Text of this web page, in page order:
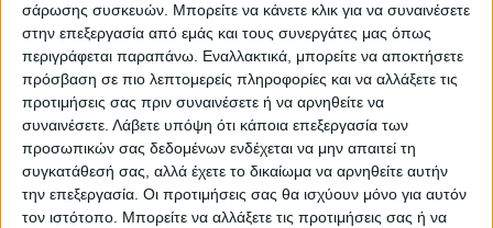
σάρωσης συσκευών. Μπορείτε να κάνετε κλικ για να συναινέσετε
στην επεξεργασία από εμάς και τους συνεργάτες μας όπως
περιγράφεται παραπάνω. Εναλλακτικά, μπορείτε να αποκτήσετε
πρόσβαση σε πιο λεπτομερείς πληροφορίες και να αλλάξετε τις
προτιμήσεις σας πριν συναινέσετε ή να αρνηθείτε να
συναινέσετε. Λάβετε υπόψη ότι κάποια επεξεργασία των
προσωπικών σας δεδομένων ενδέχεται να μην απαιτεί τη
συγκατάθεσή σας, αλλά έχετε το δικαίωμα να αρνηθείτε αυτήν
την επεξεργασία. Οι προτιμήσεις σας θα ισχύουν μόνο για αυτόν
τον ιστότοπο. Μπορείτε να αλλάξετε τις προτιμήσεις σας ή να
ΠΡΟΗΓΟΥΜΕΝΟ ΑΡΘΡΟ
2,5 εκ ευρώ για
αποκατάσταση της
οδοποιίας
ΕΠΟΜΕΝΟ ΑΡΘΡΟ
Εμβόλιο: Ανοίγει η
πλατφόρμα των ραντεβού
για τους 60-64 και 70-79 ετών